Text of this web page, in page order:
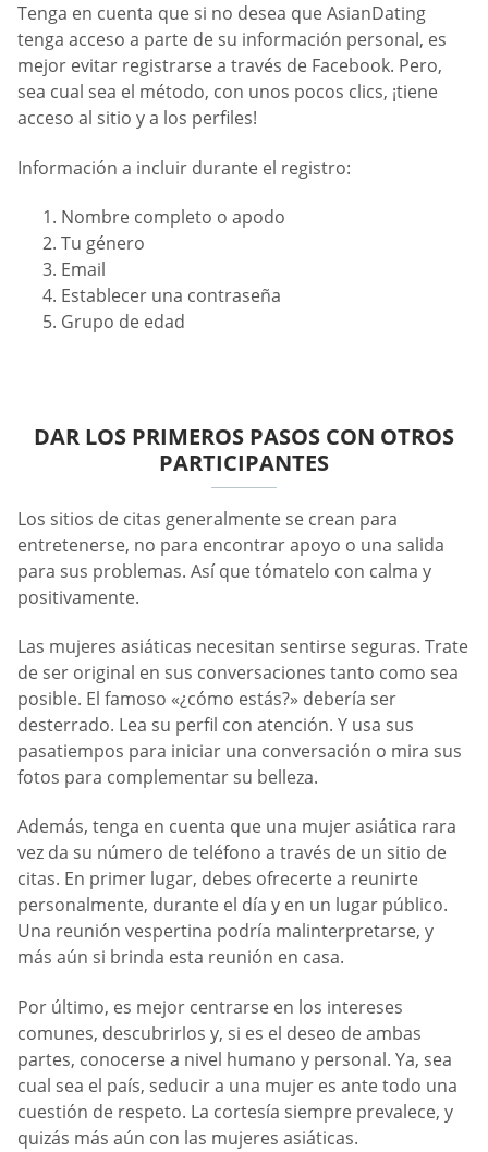
Tenga en cuenta que si no desea que AsianDating
tenga acceso a parte de su información personal, es
mejor evitar registrarse a través de Facebook. Pero,
sea cual sea el método, con unos pocos clics, ¡tiene
acceso al sitio y a los perfiles!
Información a incluir durante el registro:
Nombre completo o apodo
Tu género
Email
Establecer una contraseña
Grupo de edad
DAR LOS PRIMEROS PASOS CON OTROS
PARTICIPANTES
Los sitios de citas generalmente se crean para
entretenerse, no para encontrar apoyo o una salida
para sus problemas. Así que tómatelo con calma y
positivamente.
Las mujeres asiáticas necesitan sentirse seguras. Trate
de ser original en sus conversaciones tanto como sea
posible. El famoso «¿cómo estás?» debería ser
desterrado. Lea su perfil con atención. Y usa sus
pasatiempos para iniciar una conversación o mira sus
fotos para complementar su belleza.
Además, tenga en cuenta que una mujer asiática rara
vez da su número de teléfono a través de un sitio de
citas. En primer lugar, debes ofrecerte a reunirte
personalmente, durante el día y en un lugar público.
Una reunión vespertina podría malinterpretarse, y
más aún si brinda esta reunión en casa.
Por último, es mejor centrarse en los intereses
comunes, descubrirlos y, si es el deseo de ambas
partes, conocerse a nivel humano y personal. Ya, sea
cual sea el país, seducir a una mujer es ante todo una
cuestión de respeto. La cortesía siempre prevalece, y
quizás más aún con las mujeres asiáticas.